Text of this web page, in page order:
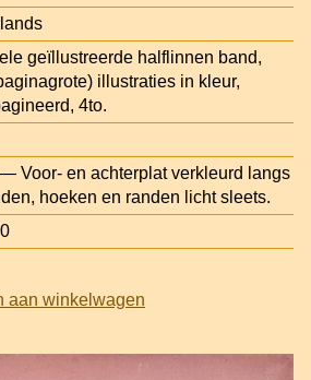
geïllustreerde halflinnen band,
illustraties in kleur,
4to.
Voor- en achterplat verkleurd langs
hoeken en randen licht sleets.
aan winkelwagen